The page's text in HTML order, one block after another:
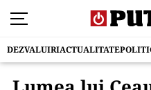
DEZVALUIRIACTUALITATE